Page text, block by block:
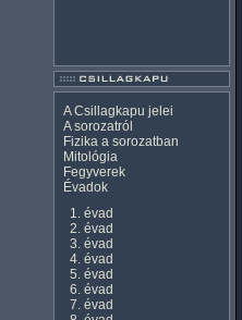
A Csillagkapu jelei
A sorozatról
Fizika a sorozatban
Mitológia
Fegyverek
Évadok
1. évad
2. évad
3. évad
4. évad
5. évad
6. évad
7. évad